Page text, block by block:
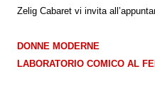
Zelig Cabaret vi invita
DONNE MODERNE
LABORATORIO COMICO AL